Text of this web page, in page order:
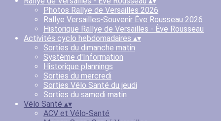
Photos Rallye de Versailles 2026
Rallye Versailles-Souvenir Ève Rousseau 2026
Historique Rallye de Versailles - Ève Rousseau
Activités cyclo hebdomadaires ▴▾
Sorties du dimanche matin
Système d'Information
Historique plannings
Sorties du mercredi
Sorties Vélo Santé du jeudi
Sorties du samedi matin
Vélo Santé ▴▾
ACV et Vélo-Santé